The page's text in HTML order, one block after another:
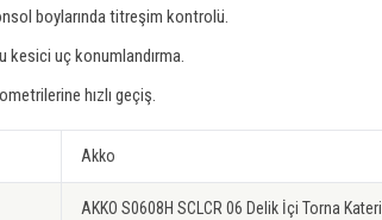
boylarında titreşim kontrolü.
kesici uç konumlandırma.
hızlı geçiş.
Akko
AKKO S0608H SCLCR 06 Delik İçi Torna Kateri